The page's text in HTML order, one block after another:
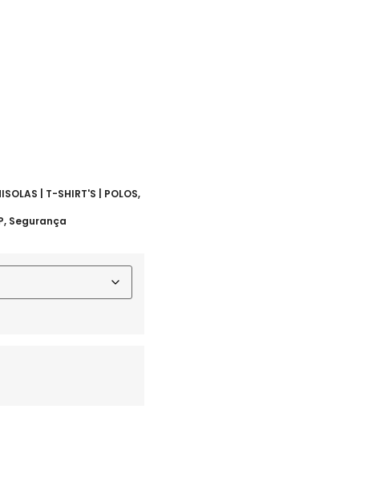
| T-SHIRT'S | POLOS,
, Segurança